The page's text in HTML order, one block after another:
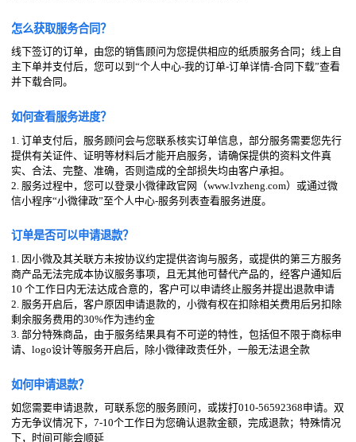
怎么获取服务合同？
线下签订的订单，由您的销售顾问为您提供相应的纸质服务合同；线上自
主下单并支付后，您可以到“个人中心-我的订单-订单详情-合同下载”查看
并下载合同。
如何查看服务进度？
1. 订单支付后，服务顾问会与您联系核实订单信息，部分服务需要您先行
提供有关证件、证明等材料后才能开启服务，请确保提供的资料文件真
实、合法、完整、准确，否则造成的全部损失均由客户承担。
2. 服务过程中，您可以登录小微律政官网（www.lvzheng.com）或通过微
信小程序“小微律政”至个人中心-服务列表查看服务进度。
订单是否可以申请退款？
1. 因小微及其关联方未按协议约定提供咨询与服务，或提供的第三方服务
商产品无法完成本协议服务事项，且无其他可替代产品的，经客户通知后
10 个工作日内无法达成合意的，客户可以申请终止服务并提出退款申请
2. 服务开启后，客户原因申请退款的，小微有权在扣除相关费用后另扣除
剩余服务费用的30%作为违约金
3. 部分特殊商品，由于服务结果具有不可逆的特性，包括但不限于商标申
请、logo设计等服务开启后，除小微律政责任外，一般无法退全款
如何申请退款？
如您需要申请退款，可联系您的服务顾问，或拨打010-56592368申请。双
方无争议情况下，7-10个工作日为您确认退款金额，完成退款；特殊情况
下，时间可能会顺延